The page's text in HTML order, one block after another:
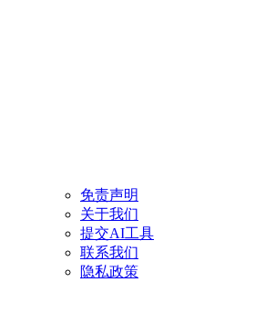
免责声明
关于我们
提交AI工具
联系我们
隐私政策